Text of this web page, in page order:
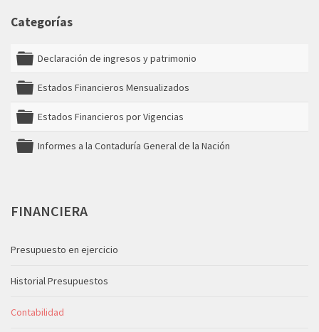
Categorías
Declaración de ingresos y patrimonio
Estados Financieros Mensualizados
Estados Financieros por Vigencias
Informes a la Contaduría General de la Nación
FINANCIERA
Presupuesto en ejercicio
Historial Presupuestos
Contabilidad